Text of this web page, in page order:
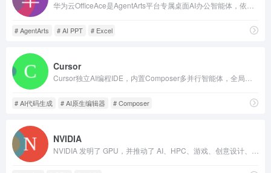
# AgentArts # AI PPT # Excel
Cursor
# AI代码生成 # AI原生编辑器 # Composer
NVIDIA